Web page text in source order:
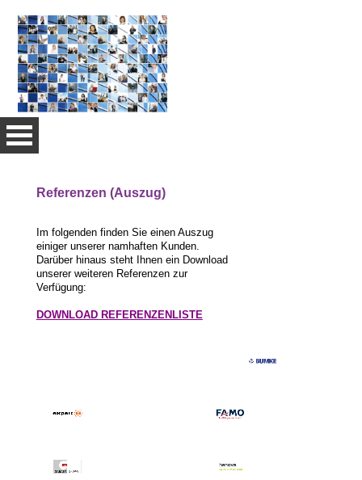
HOME
LEISTUNGEN
Referenzen (Auszug)
Im folgenden finden Sie einen Auszug
einiger unserer namhaften Kunden.
Darüber hinaus steht Ihnen ein Download
unserer weiteren Referenzen zur
Verfügung:
DOWNLOAD REFERENZENLISTE